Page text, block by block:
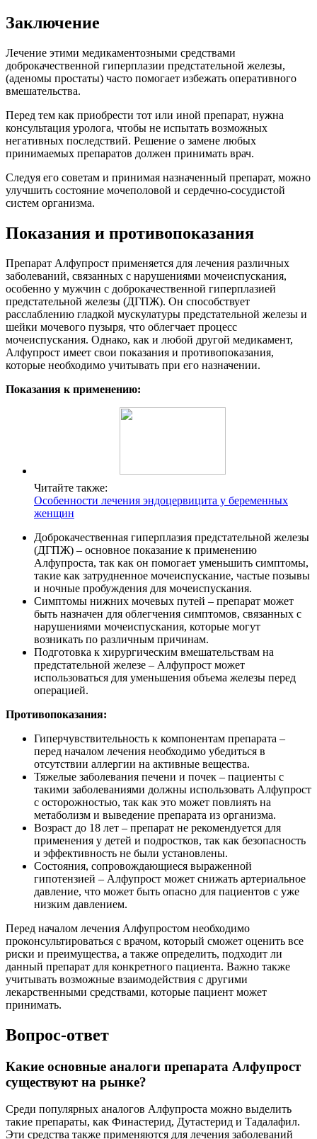
Заключение
Лечение этими медикаментозными средствами
доброкачественной гиперплазии предстательной железы,
(аденомы простаты) часто помогает избежать оперативного
вмешательства.
Перед тем как приобрести тот или иной препарат, нужна
консультация уролога, чтобы не испытать возможных
негативных последствий. Решение о замене любых
принимаемых препаратов должен принимать врач.
Следуя его советам и принимая назначенный препарат, можно
улучшить состояние мочеполовой и сердечно-сосудистой
систем организма.
Показания и противопоказания
Препарат Алфупрост применяется для лечения различных
заболеваний, связанных с нарушениями мочеиспускания,
особенно у мужчин с доброкачественной гиперплазией
предстательной железы (ДГПЖ). Он способствует
расслаблению гладкой мускулатуры предстательной железы и
шейки мочевого пузыря, что облегчает процесс
мочеиспускания. Однако, как и любой другой медикамент,
Алфупрост имеет свои показания и противопоказания,
которые необходимо учитывать при его назначении.
Показания к применению:
Читайте также:
Особенности лечения эндоцервицита у беременных
женщин
Доброкачественная гиперплазия предстательной железы
(ДГПЖ) – основное показание к применению
Алфупроста, так как он помогает уменьшить симптомы,
такие как затрудненное мочеиспускание, частые позывы
и ночные пробуждения для мочеиспускания.
Симптомы нижних мочевых путей – препарат может
быть назначен для облегчения симптомов, связанных с
нарушениями мочеиспускания, которые могут
возникать по различным причинам.
Подготовка к хирургическим вмешательствам на
предстательной железе – Алфупрост может
использоваться для уменьшения объема железы перед
операцией.
Противопоказания:
Гиперчувствительность к компонентам препарата –
перед началом лечения необходимо убедиться в
отсутствии аллергии на активные вещества.
Тяжелые заболевания печени и почек – пациенты с
такими заболеваниями должны использовать Алфупрост
с осторожностью, так как это может повлиять на
метаболизм и выведение препарата из организма.
Возраст до 18 лет – препарат не рекомендуется для
применения у детей и подростков, так как безопасность
и эффективность не были установлены.
Состояния, сопровождающиеся выраженной
гипотензией – Алфупрост может снижать артериальное
давление, что может быть опасно для пациентов с уже
низким давлением.
Перед началом лечения Алфупростом необходимо
проконсультироваться с врачом, который сможет оценить все
риски и преимущества, а также определить, подходит ли
данный препарат для конкретного пациента. Важно также
учитывать возможные взаимодействия с другими
лекарственными средствами, которые пациент может
принимать.
Вопрос-ответ
Какие основные аналоги препарата Алфупрост
существуют на рынке?
Среди популярных аналогов Алфупроста можно выделить
такие препараты, как Финастерид, Дутастерид и Тадалафил.
Эти средства также применяются для лечения заболеваний